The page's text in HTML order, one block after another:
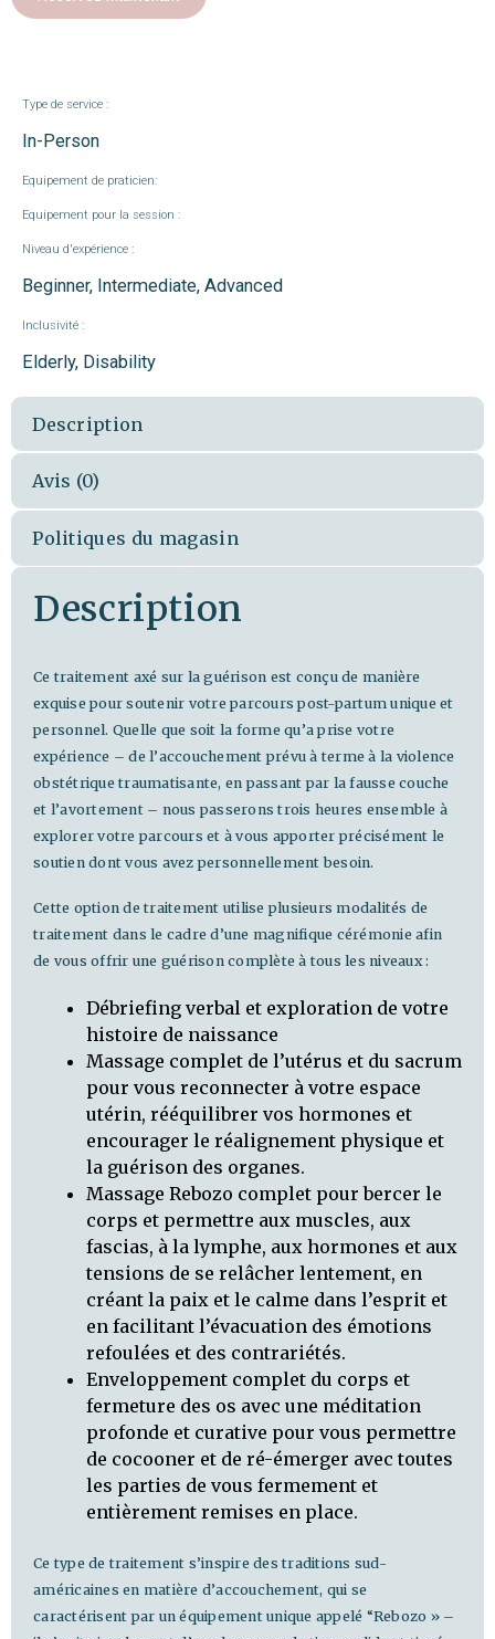
Type de service :
In-Person
Equipement de praticien:
Equipement pour la session :
Niveau d'expérience :
Beginner, Intermediate, Advanced
Inclusivité :
Elderly, Disability
Description
Avis (0)
Politiques du magasin
Description
Ce traitement axé sur la guérison est conçu de manière
exquise pour soutenir votre parcours post-partum unique et
personnel. Quelle que soit la forme qu’a prise votre
expérience – de l’accouchement prévu à terme à la violence
obstétrique traumatisante, en passant par la fausse couche
et l’avortement – nous passerons trois heures ensemble à
explorer votre parcours et à vous apporter précisément le
soutien dont vous avez personnellement besoin.
Cette option de traitement utilise plusieurs modalités de
traitement dans le cadre d’une magnifique cérémonie afin
de vous offrir une guérison complète à tous les niveaux :
Débriefing verbal et exploration de votre
histoire de naissance
Massage complet de l’utérus et du sacrum
pour vous reconnecter à votre espace
utérin, rééquilibrer vos hormones et
encourager le réalignement physique et
la guérison des organes.
Massage Rebozo complet pour bercer le
corps et permettre aux muscles, aux
fascias, à la lymphe, aux hormones et aux
tensions de se relâcher lentement, en
créant la paix et le calme dans l’esprit et
en facilitant l’évacuation des émotions
refoulées et des contrariétés.
Enveloppement complet du corps et
fermeture des os avec une méditation
profonde et curative pour vous permettre
de cocooner et de ré-émerger avec toutes
les parties de vous fermement et
entièrement remises en place.
Ce type de traitement s’inspire des traditions sud-
américaines en matière d’accouchement, qui se
caractérisent par un équipement unique appelé “Rebozo » –